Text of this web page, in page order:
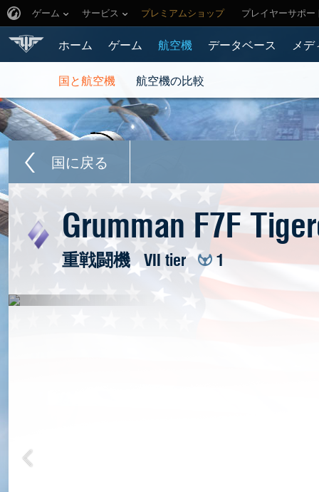
ゲーム サービス プレミアムショップ プレイヤーサポー
ホーム ゲーム 航空機 データベース メ
国と航空機 航空機の比較
国に戻る
Grumman F7F
重戦闘機 VII tier 1